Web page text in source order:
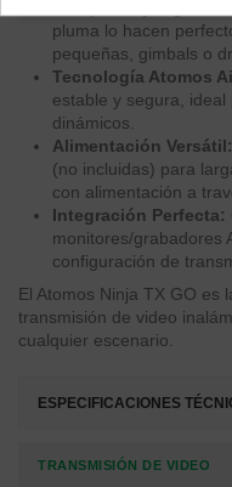
pluma lo hacen
pequeñas, gimbals o
Tecnología Atomos
estable y segura,
dinámicos.
Alimentación Versátil:
(no incluidas) para
con alimentación a
Integración Perfecta:
monitores/grabadores
configuración de
El Atomos Ninja TX GO es
transmisión de video
cualquier escenario.
ESPECIFICACIONES
TRANSMISIÓN DE VIDEO